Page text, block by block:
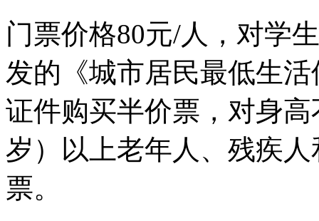
门票价格80元/人，对学
发的《城市居民最低生
证件购买半价票，对身
岁）以上老年人、残疾
票。